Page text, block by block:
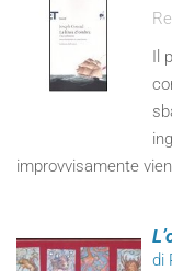
Il
improvvisamente
di